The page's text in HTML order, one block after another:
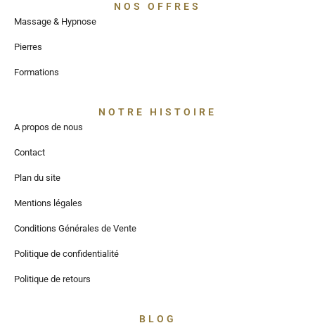
NOS OFFRES
Massage & Hypnose
Pierres
Formations
NOTRE HISTOIRE
A propos de nous
Contact
Plan du site
Mentions légales
Conditions Générales de Vente
Politique de confidentialité
Politique de retours
BLOG